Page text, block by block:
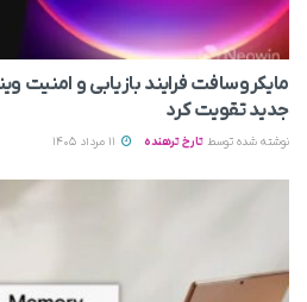
جدید تقویت کرد
نوشته شده توسط تارخ ترهنده